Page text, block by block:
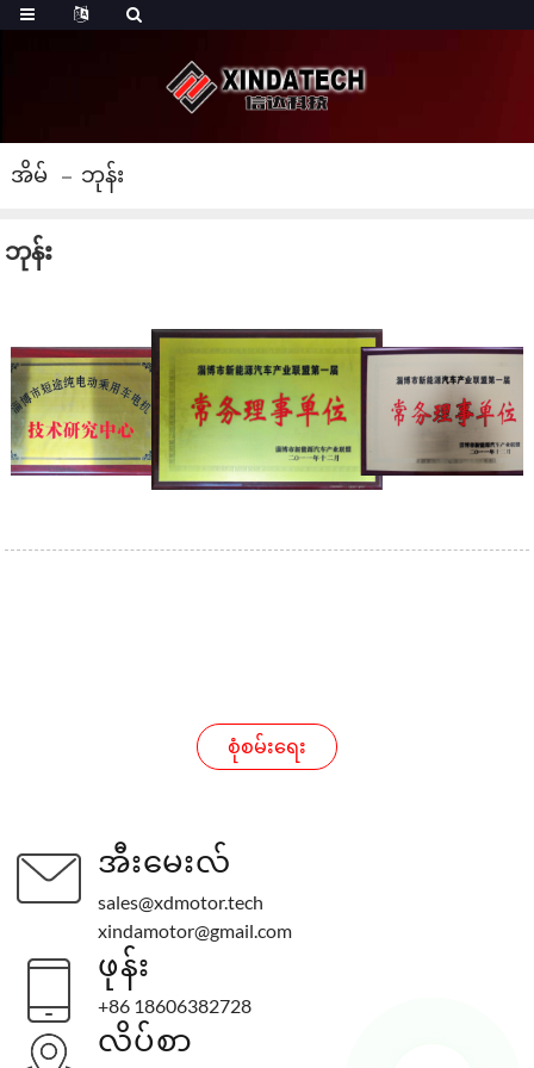
အိမ် ဘုန်း
ဘုန်း
စုံစမ်းရေး
အီးမေးလ်
sales@xdmotor.tech
xindamotor@gmail.com
ဖုန်း
+86 18606382728
လိပ်စာ